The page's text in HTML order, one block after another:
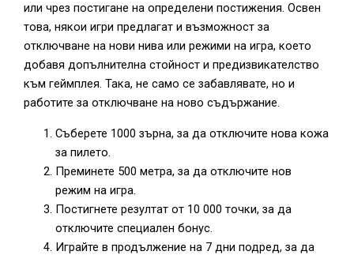
или чрез постигане на определени постижения. Освен
това, някои игри предлагат и възможност за
отключване на нови нива или режими на игра, което
добавя допълнителна стойност и предизвикателство
към геймплея. Така, не само се забавлявате, но и
работите за отключване на ново съдържание.
Съберете 1000 зърна, за да отключите нова кожа
за пилето.
Преминете 500 метра, за да отключите нов
режим на игра.
Постигнете резултат от 10 000 точки, за да
отключите специален бонус.
Играйте в продължение на 7 дни подред, за да